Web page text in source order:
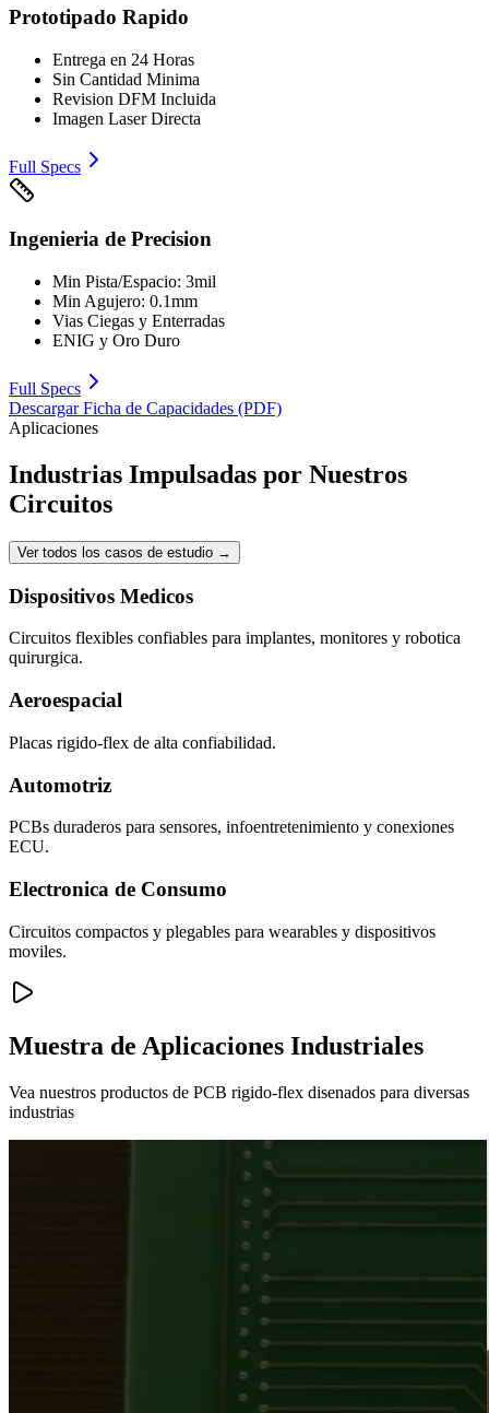
Prototipado Rapido
Entrega en 24 Horas
Sin Cantidad Minima
Revision DFM Incluida
Imagen Laser Directa
Full Specs
Ingenieria de Precision
Min Pista/Espacio: 3mil
Min Agujero: 0.1mm
Vias Ciegas y Enterradas
ENIG y Oro Duro
Full Specs
Descargar Ficha de Capacidades (PDF)
Aplicaciones
Industrias Impulsadas por Nuestros
Circuitos
Ver todos los casos de estudio →
Dispositivos Medicos
Circuitos flexibles confiables para implantes, monitores y robotica
quirurgica.
Aeroespacial
Placas rigido-flex de alta confiabilidad.
Automotriz
PCBs duraderos para sensores, infoentretenimiento y conexiones
ECU.
Electronica de Consumo
Circuitos compactos y plegables para wearables y dispositivos
moviles.
Muestra de Aplicaciones Industriales
Vea nuestros productos de PCB rigido-flex disenados para diversas
industrias